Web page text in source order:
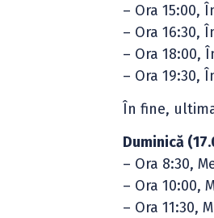
– Ora 15:00,
– Ora 16:30,
– Ora 18:00,
– Ora 19:30,
În fine,
Duminică
– Ora 8:30,
– Ora 10:00,
– Ora 11:30,